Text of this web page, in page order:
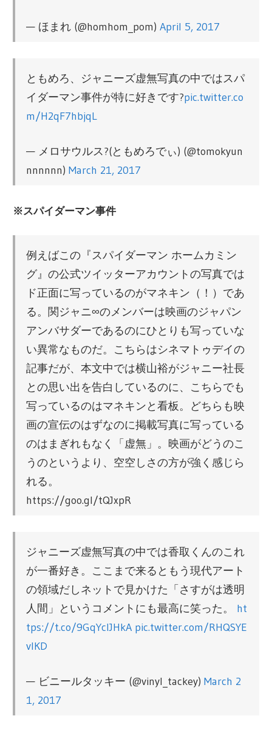
— ほまれ (@homhom_pom)April 5, 2017
ともめろ、ジャニーズ虚無写真の中ではスパ
イダーマン事件が特に好きです?pic.twitter.co
m/H2qF7hbjqL
— メロサウルス?(ともめろでぃ) (@tomokyun
nnnnnn)March 21, 2017
※スパイダーマン事件
例えばこの『スパイダーマン ホームカミン
グ』の公式ツイッターアカウントの写真では
ド正面に写っているのがマネキン（！）であ
る。関ジャニ∞のメンバーは映画のジャパン
アンバサダーであるのにひとりも写っていな
い異常なものだ。こちらはシネマトゥデイの
記事だが、本文中では横山裕がジャニー社長
との思い出を告白しているのに、こちらでも
写っているのはマネキンと看板。どちらも映
画の宣伝のはずなのに掲載写真に写っている
のはまぎれもなく「虚無」。映画がどうのこ
うのというより、空空しさの方が強く感じら
れる。
https://goo.gl/tQJxpR
ジャニーズ虚無写真の中では香取くんのこれ
が一番好き。ここまで来るともう現代アート
の領域だしネットで見かけた「さすがは透明
人間」というコメントにも最高に笑った。 ht
tps://t.co/9GqYclJHkA pic.twitter.com/RHQSYE
vlKD
— ビニールタッキー (@vinyl_tackey)March 2
1, 2017